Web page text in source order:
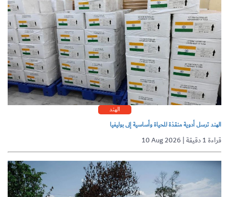
الهند
الهند ترسل أدوية منقذة للحياة وأساسية إلى بوليفيا
10 Aug 2026 | قراءة 1 دقيقة